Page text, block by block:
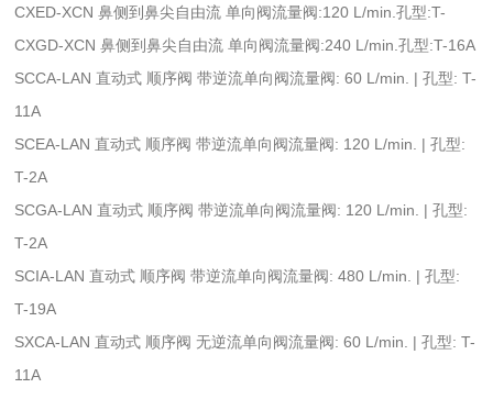
CXED-XCN 鼻侧到鼻尖自由流 单向阀流量阀:120 L/min.孔型:T-
CXGD-XCN 鼻侧到鼻尖自由流 单向阀流量阀:240 L/min.孔型:T-16A
SCCA-LAN 直动式 顺序阀 带逆流单向阀流量阀: 60 L/min. | 孔型: T-
11A
SCEA-LAN 直动式 顺序阀 带逆流单向阀流量阀: 120 L/min. | 孔型:
T-2A
SCGA-LAN 直动式 顺序阀 带逆流单向阀流量阀: 120 L/min. | 孔型:
T-2A
SCIA-LAN 直动式 顺序阀 带逆流单向阀流量阀: 480 L/min. | 孔型:
T-19A
SXCA-LAN 直动式 顺序阀 无逆流单向阀流量阀: 60 L/min. | 孔型: T-
11A